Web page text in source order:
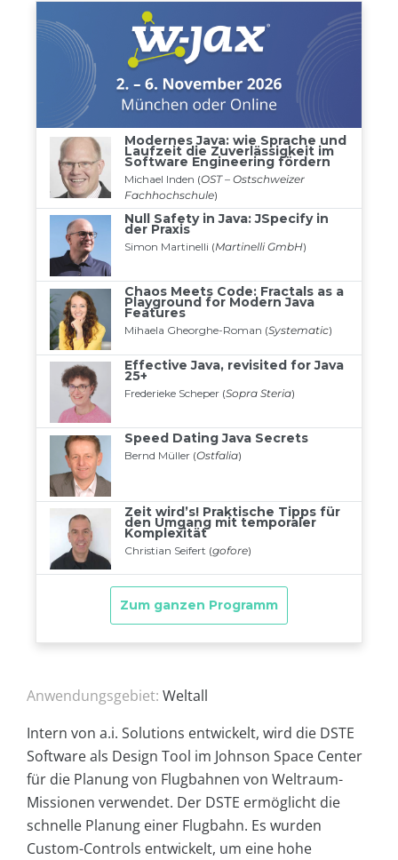
Anwendungsgebiet: Weltall
Intern von a.i. Solutions entwickelt, wird die DSTE
Software als Design Tool im Johnson Space Center
für die Planung von Flugbahnen von Weltraum-
Missionen verwendet. Der DSTE ermöglicht die
schnelle Planung einer Flugbahn. Es wurden
Custom-Controls entwickelt, um eine hohe